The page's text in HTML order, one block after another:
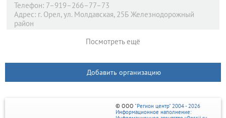
Телефон: 7–919–266–77–73
Адрес: г. Орел, ул. Молдавская, 25Б Железнодорожный
район
Посмотреть ещё
Добавить организацию
© ООО "Регион центр" 2004 - 2026
Информационное наполнение: